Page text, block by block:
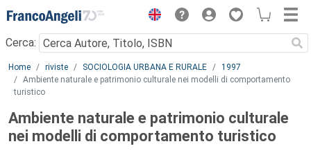
Menu
Cerca:
Main content
Home riviste SOCIOLOGIA URBANA E RURALE
1997
Ambiente naturale e patrimonio culturale nei modelli di comportamento
turistico
Ambiente naturale e patrimonio culturale
nei modelli di comportamento turistico